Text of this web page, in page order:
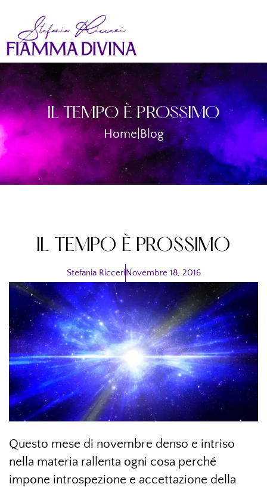
IL TEMPO È PROSSIMO
Home Blog
IL TEMPO È PROSSIMO
Stefania RicceriNovembre 18, 2016
Questo mese di novembre denso e intriso
nella materia rallenta ogni cosa perché
impone introspezione e accettazione della